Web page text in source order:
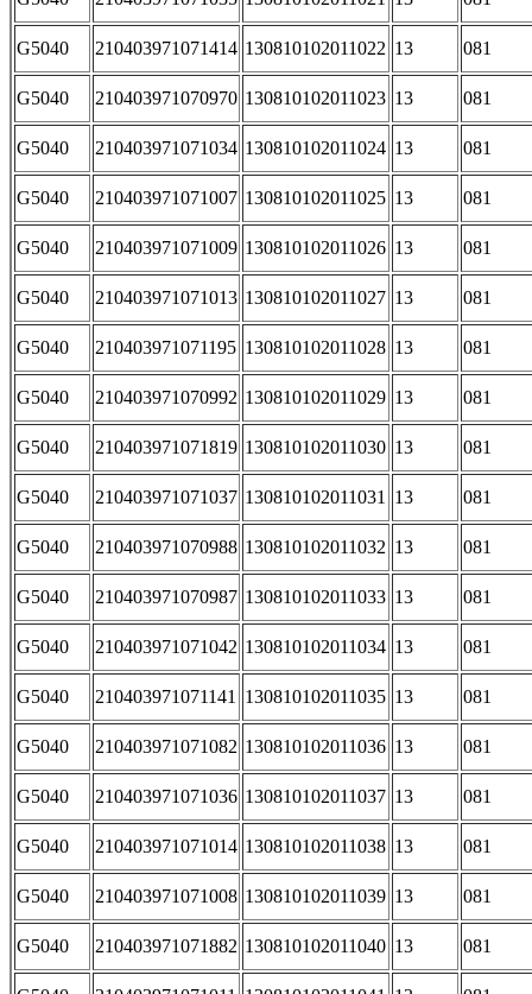
G5040 210403971071414 130810102011022 13 081
G5040 210403971070970 130810102011023 13 081
G5040 210403971071034 130810102011024 13 081
G5040 210403971071007 130810102011025 13 081
G5040 210403971071009 130810102011026 13 081
G5040 210403971071013 130810102011027 13 081
G5040 210403971071195 130810102011028 13 081
G5040 210403971070992 130810102011029 13 081
G5040 210403971071819 130810102011030 13 081
G5040 210403971071037 130810102011031 13 081
G5040 210403971070988 130810102011032 13 081
G5040 210403971070987 130810102011033 13 081
G5040 210403971071042 130810102011034 13 081
G5040 210403971071141 130810102011035 13 081
G5040 210403971071082 130810102011036 13 081
G5040 210403971071036 130810102011037 13 081
G5040 210403971071014 130810102011038 13 081
G5040 210403971071008 130810102011039 13 081
G5040 210403971071882 130810102011040 13 081